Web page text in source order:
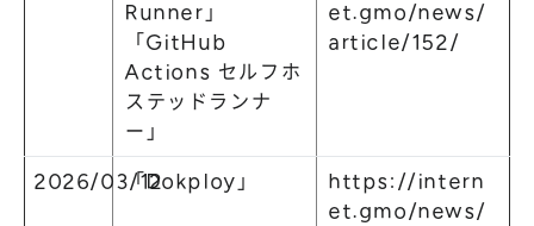
Runner」
「GitHub
Actions セルフホ
ステッドランナ
ー」
et.gmo/news/
article/152/
2026/03/12「Dokploy」
https://intern
et.gmo/news/